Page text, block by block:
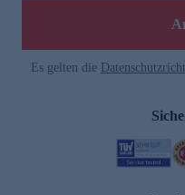
Es gelten die